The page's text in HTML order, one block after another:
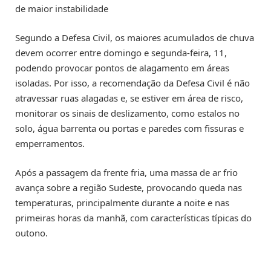
de maior instabilidade
Segundo a Defesa Civil, os maiores acumulados de chuva
devem ocorrer entre domingo e segunda-feira, 11,
podendo provocar pontos de alagamento em áreas
isoladas. Por isso, a recomendação da Defesa Civil é não
atravessar ruas alagadas e, se estiver em área de risco,
monitorar os sinais de deslizamento, como estalos no
solo, água barrenta ou portas e paredes com fissuras e
emperramentos.
Após a passagem da frente fria, uma massa de ar frio
avança sobre a região Sudeste, provocando queda nas
temperaturas, principalmente durante a noite e nas
primeiras horas da manhã, com características típicas do
outono.